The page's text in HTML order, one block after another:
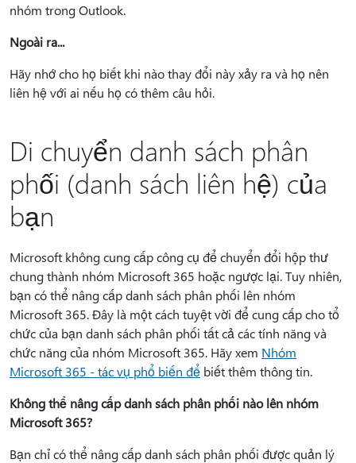
nhóm trong Outlook.
Ngoài ra...
Hãy nhớ cho họ biết khi nào thay đổi này xảy ra và họ nên
liên hệ với ai nếu họ có thêm câu hỏi.
Di chuyển danh sách phân
phối (danh sách liên hệ) của
bạn
Microsoft không cung cấp công cụ để chuyển đổi hộp thư
chung thành nhóm Microsoft 365 hoặc ngược lại. Tuy nhiên,
bạn có thể nâng cấp danh sách phân phối lên nhóm
Microsoft 365. Đây là một cách tuyệt vời để cung cấp cho tổ
chức của bạn danh sách phân phối tất cả các tính năng và
chức năng của nhóm Microsoft 365. Hãy xem Nhóm
Microsoft 365 - tác vụ phổ biến để biết thêm thông tin.
Không thể nâng cấp danh sách phân phối nào lên nhóm
Microsoft 365?
Bạn chỉ có thể nâng cấp danh sách phân phối được quản lý